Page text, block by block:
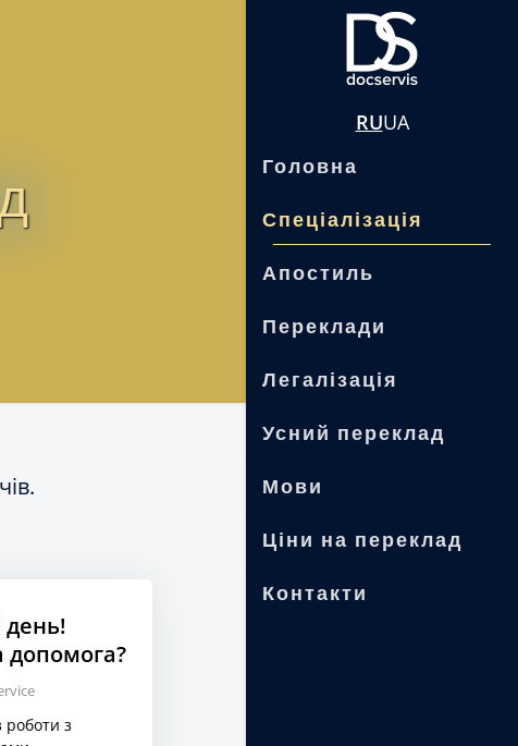
RUUA
Головна
Спеціалізація
Апостиль
Переклади
Легалізація
Усний переклад
Мови
Ціни на переклад
Контакти
допомога?
з